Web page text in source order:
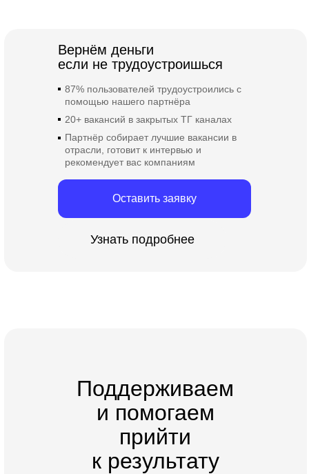
Вернём деньги
если не трудоустроишься
Оставить заявку
Узнать подробнее
87% пользователей трудоустроились с
помощью нашего партнёра
20+ вакансий в закрытых ТГ каналах
Партнёр собирает лучшие вакансии в
отрасли, готовит к интервью и
рекомендует вас компаниям
прийти к
результату
Поддерживаем
и помогаем
прийти
к результату